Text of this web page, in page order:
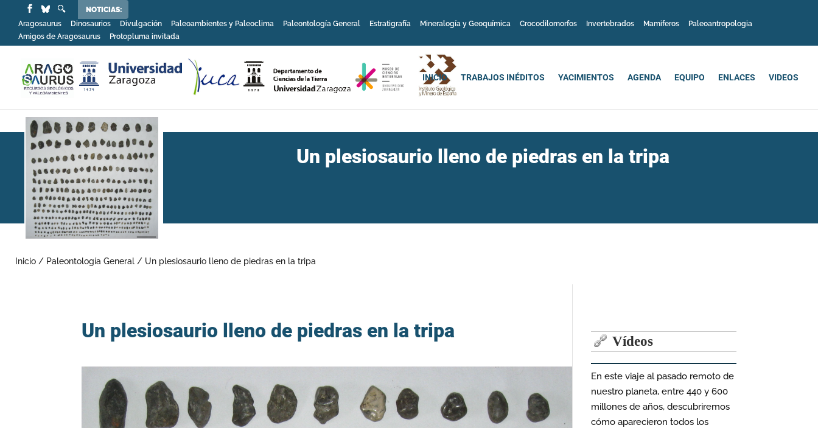
NOTICIAS:
Aragosaurus
Dinosaurios Divulgación Paleoambientes y Paleoclima Paleontología General Estratigrafía Mineralogía y Geoquímica Crocodilomorfos Invertebrados Mamiferos
Paleoantropologia
Amigos de Aragosaurus
Protopluma invitada
INICIO TRABAJOS INÉDITOS YACIMIENTOS AGENDA EQUIPO ENLACES VIDEOS
Un plesiosaurio lleno de piedras en la tripa
Inicio / Paleontología General / Un plesiosaurio lleno de piedras en la tripa
Un plesiosaurio lleno de piedras en la tripa Vídeos
En este viaje al pasado remoto de
nuestro planeta, entre 440 y 600
millones de años, descubriremos
cómo aparecieron todos los